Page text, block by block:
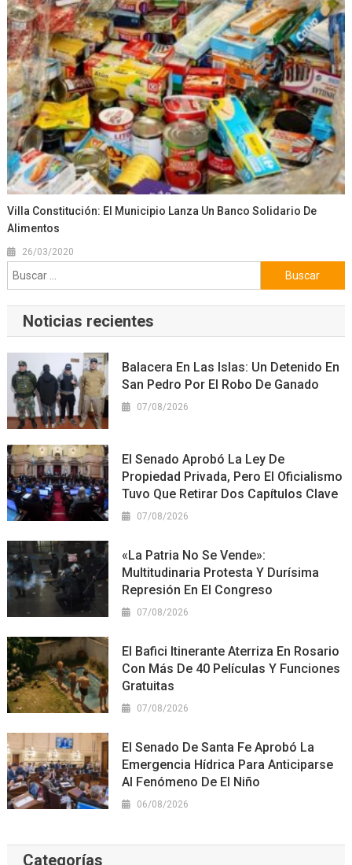
Villa Constitución: El Municipio Lanza Un Banco Solidario De
Alimentos
26/03/2020
Buscar:
Noticias recientes
Balacera En Las Islas: Un Detenido En
San Pedro Por El Robo De Ganado
07/08/2026
El Senado Aprobó La Ley De
Propiedad Privada, Pero El Oficialismo
Tuvo Que Retirar Dos Capítulos Clave
07/08/2026
«La Patria No Se Vende»:
Multitudinaria Protesta Y Durísima
Represión En El Congreso
07/08/2026
El Bafici Itinerante Aterriza En Rosario
Con Más De 40 Películas Y Funciones
Gratuitas
07/08/2026
El Senado De Santa Fe Aprobó La
Emergencia Hídrica Para Anticiparse
Al Fenómeno De El Niño
06/08/2026
Categorías